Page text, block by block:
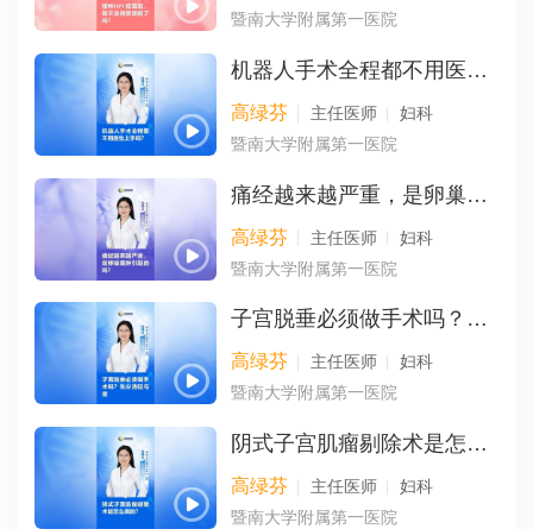
暨南大学附属第一医院
机器人手术全程都不用医生上手吗？
高绿芬 主任医师
妇科
暨南大学附属第一医院
痛经越来越严重，是卵巢囊肿引起的吗？
高绿芬 主任医师
妇科
暨南大学附属第一医院
子宫脱垂必须做手术吗？先分清轻与重
高绿芬 主任医师
妇科
暨南大学附属第一医院
阴式子宫肌瘤剔除术是怎么做的？
高绿芬 主任医师
妇科
暨南大学附属第一医院